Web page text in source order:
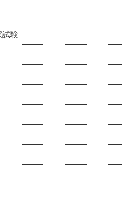
験